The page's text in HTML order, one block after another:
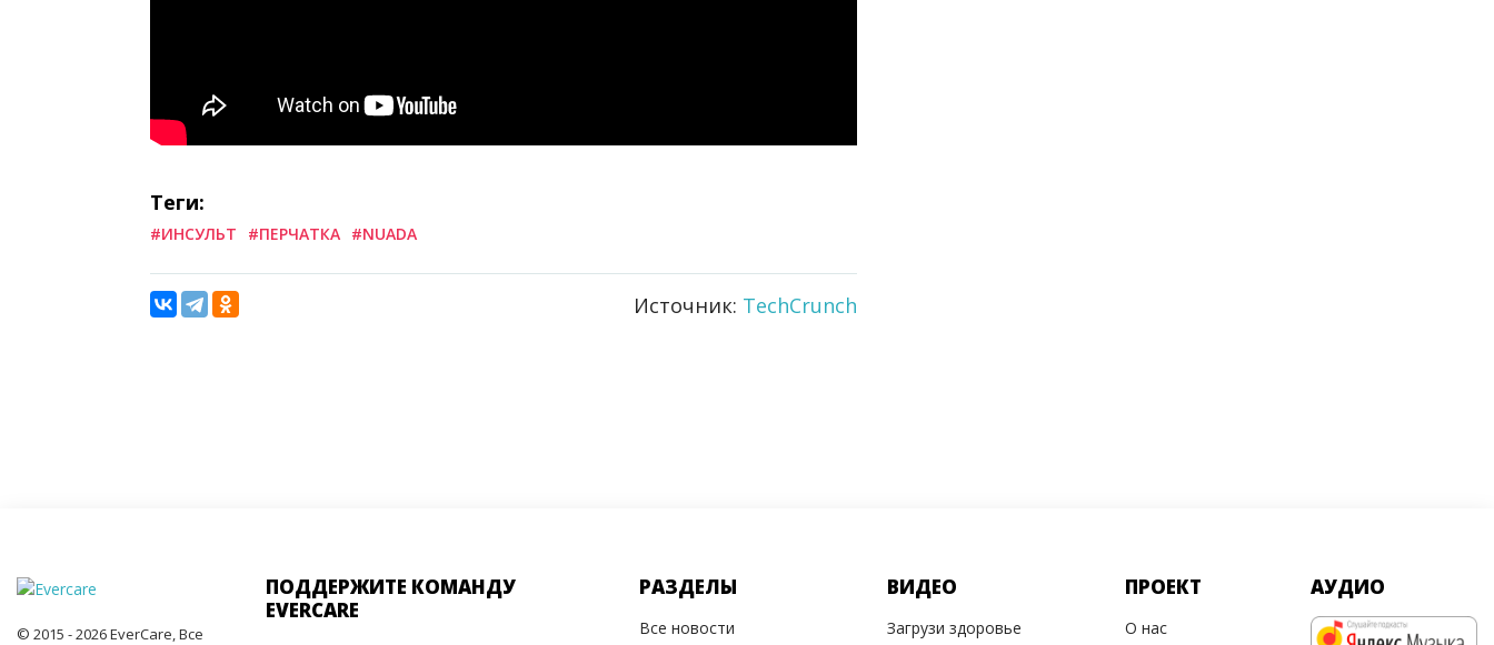
Теги:
#ИНСУЛЬТ #ПЕРЧАТКА #NUADA
Источник: TechCrunch
© 2015 - 2026 EverCare, Все
ПОДДЕРЖИТЕ КОМАНДУ
EVERCARE
РАЗДЕЛЫ
Все новости
ВИДЕО
Загрузи здоровье
ПРОЕКТ
О нас
АУДИО